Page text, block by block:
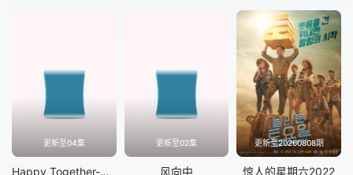
更新至04集
Happy Together-不是一个人真好
更新至02集
风向中
更新至20260808期
惊人的星期六2022